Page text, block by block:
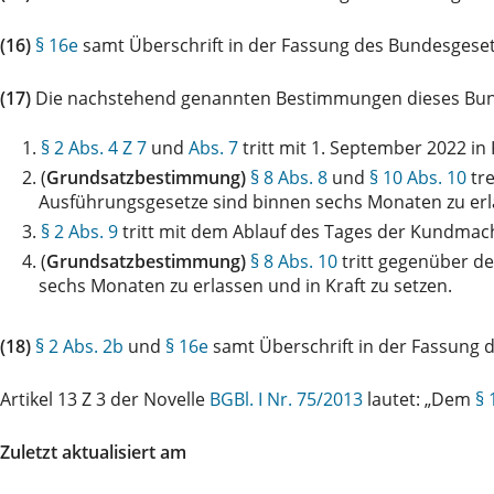
(16) § 16esamt Überschrift in der Fassung des
(17) Die nachstehend genannten Bestimmungen dieses
1. § 2 Abs. 4 Z 7 und Abs. 7tritt mit 1. September 2022 in
2. (Grundsatzbestimmung) § 8 Abs. 8 und § 10 Abs. 10
Ausführungsgesetze sind binnen sechs Monaten zu
3. § 2 Abs. 9tritt mit dem Ablauf des Tages der
4. (Grundsatzbestimmung) § 8 Abs. 10tritt gegenüber
sechs Monaten zu erlassen und in Kraft zu setzen.
(18) § 2 Abs. 2b und § 16esamt Überschrift in der Fassung
Artikel 13 Z 3 der Novelle BGBl. I Nr. 75/2013 lautet: „Dem §
Zuletzt aktualisiert am